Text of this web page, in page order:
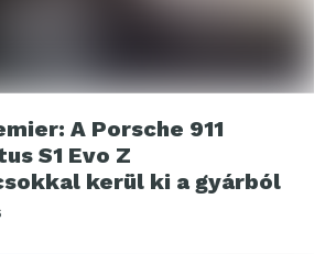
A Porsche 911
S1 Evo Z
kerül ki a gyárból